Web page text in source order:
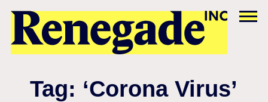
Tag: ‘Corona Virus’